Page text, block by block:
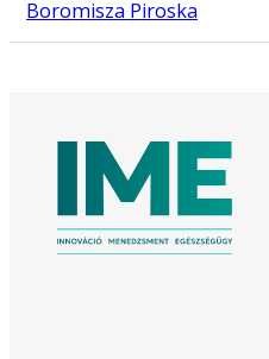
Boromisza Piroska